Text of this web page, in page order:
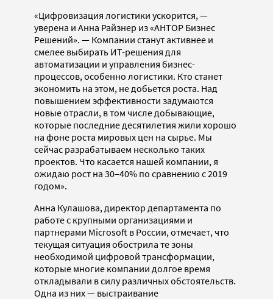
«Цифровизация логистики ускорится, —
уверена и Анна Райзнер из «АНТОР Бизнес
Решений». — Компании станут активнее и
смелее выбирать ИТ-решения для
автоматизации и управления бизнес-
процессов, особенно логистики. Кто станет
экономить на этом, не добьется роста. Над
повышением эффективности задумаются
новые отрасли, в том числе добывающие,
которые последние десятилетия жили хорошо
на фоне роста мировых цен на сырье. Мы
сейчас разрабатываем несколько таких
проектов. Что касается нашей компании, я
ожидаю рост на 30–40% по сравнению с 2019
годом».
Анна Кулашова, директор департамента по
работе с крупными организациями и
партнерами Microsoft в России, отмечает, что
текущая ситуация обострила те зоны
необходимой цифровой трансформации,
которые многие компании долгое время
откладывали в силу различных обстоятельств.
Одна из них — выстраивание